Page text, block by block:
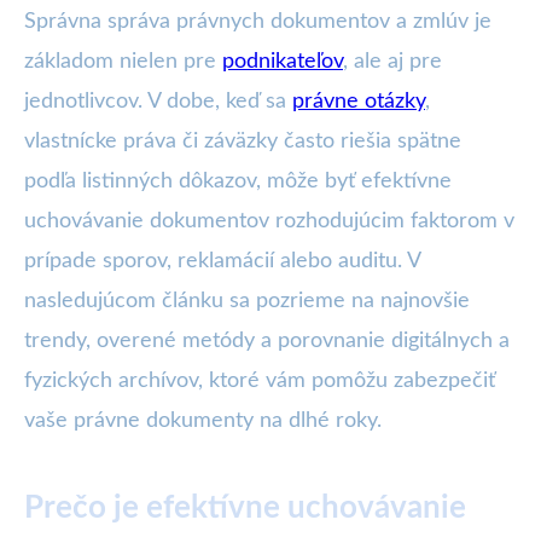
Správna správa právnych dokumentov a zmlúv je
základom nielen pre podnikateľov, ale aj pre
jednotlivcov. V dobe, keď sa právne otázky,
vlastnícke práva či záväzky často riešia spätne
podľa listinných dôkazov, môže byť efektívne
uchovávanie dokumentov rozhodujúcim faktorom v
prípade sporov, reklamácií alebo auditu. V
nasledujúcom článku sa pozrieme na najnovšie
trendy, overené metódy a porovnanie digitálnych a
fyzických archívov, ktoré vám pomôžu zabezpečiť
vaše právne dokumenty na dlhé roky.
Prečo je efektívne uchovávanie